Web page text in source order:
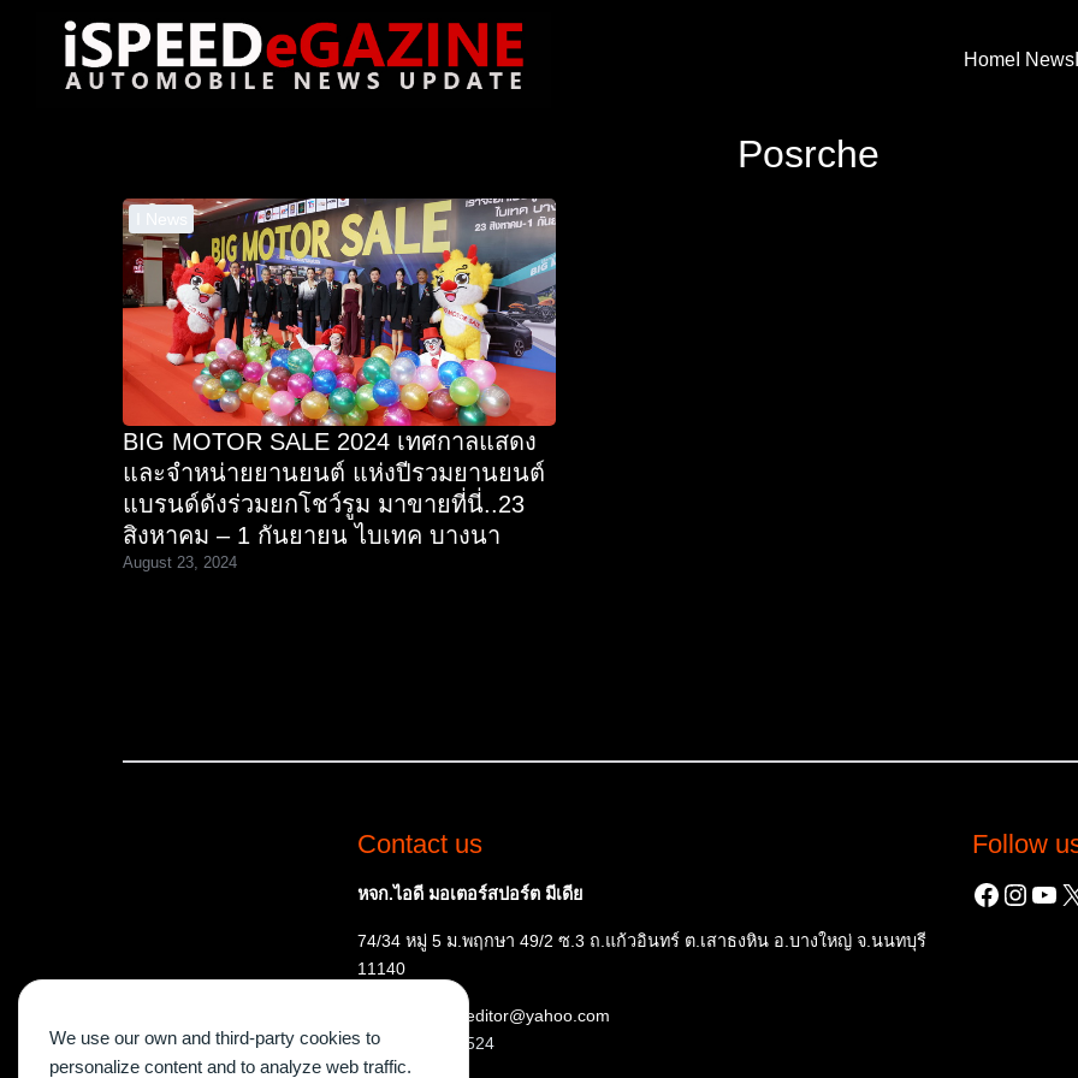
Home I News
Posrche
I News
BIG MOTOR SALE 2024 เทศกาลแสดง
และจำหน่ายยานยนต์ แห่งปีรวมยานยนต์
แบรนด์ดังร่วมยกโชว์รูม มาขายที่นี่..23
สิงหาคม – 1 กันยายน ไบเทค บางนา
August 23, 2024
Contact us
หจก.ไอดี มอเตอร์สปอร์ต มีเดีย
74/34 หมู่ 5 ม.พฤกษา 49/2 ซ.3 ถ.แก้วอินทร์ ต.เสาธงหิน อ.บางใหญ่ จ.นนทบุรี
11140
E-mail: ispeededitor@yahoo.com
Tel:
087 515 7524
Follow
X
We use our own and third-party cookies to
personalize content and to analyze web traffic.